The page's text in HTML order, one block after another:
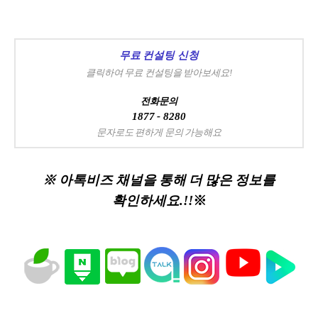
무료 컨설팅 신청
클릭하여 무료 컨설팅을 받아보세요!
전화문의
1877 - 8280
문자로도 편하게 문의 가능해요
※ 아톡비즈 채널을 통해 더 많은 정보를
확인하세요.!!※